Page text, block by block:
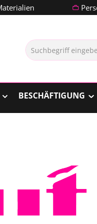
BESCHÄFTIGUNG